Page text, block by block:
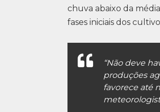
chuva abaixo da
fases iniciais dos
“Não deve
produções
favorece até